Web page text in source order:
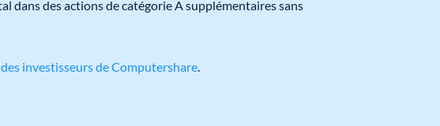
dans des actions de catégorie A supplémentaires sans
investisseurs de Computershare.